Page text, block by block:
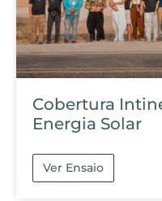
Cobertura
Energia Solar
Ver Ensaio